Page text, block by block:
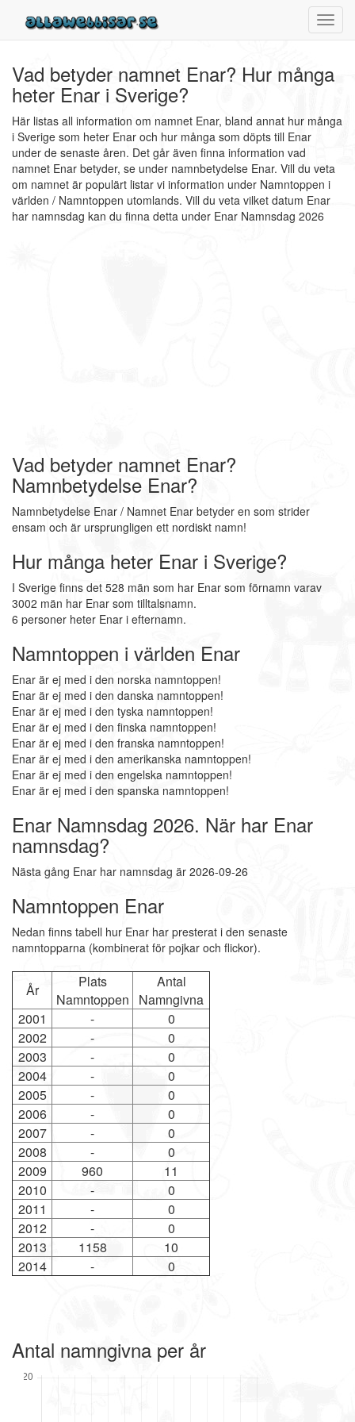
Vad betyder namnet Enar? Hur många
heter Enar i Sverige?
Här listas all information om namnet Enar, bland annat hur många
i Sverige som heter Enar och hur många som döpts till Enar
under de senaste åren. Det går även finna information vad
namnet Enar betyder, se under namnbetydelse Enar. Vill du veta
om namnet är populärt listar vi information under Namntoppen i
världen / Namntoppen utomlands. Vill du veta vilket datum Enar
har namnsdag kan du finna detta under Enar Namnsdag 2026
Vad betyder namnet Enar?
Namnbetydelse Enar?
Namnbetydelse Enar / Namnet Enar betyder en som strider
ensam och är ursprungligen ett nordiskt namn!
Hur många heter Enar i Sverige?
I Sverige finns det 528 män som har Enar som förnamn varav
3002 män har Enar som tilltalsnamn.
6 personer heter Enar i efternamn.
Namntoppen i världen Enar
Enar är ej med i den norska namntoppen!
Enar är ej med i den danska namntoppen!
Enar är ej med i den tyska namntoppen!
Enar är ej med i den finska namntoppen!
Enar är ej med i den franska namntoppen!
Enar är ej med i den amerikanska namntoppen!
Enar är ej med i den engelska namntoppen!
Enar är ej med i den spanska namntoppen!
Enar Namnsdag 2026. När har Enar
namnsdag?
Nästa gång Enar har namnsdag är 2026-09-26
Namntoppen Enar
Nedan finns tabell hur Enar har presterat i den senaste
namntopparna (kombinerat för pojkar och flickor).
År
Plats
Namntoppen
Antal
Namngivna
2001
-
0
2002
-
0
2003
-
0
2004
-
0
2005
-
0
2006
-
0
2007
-
0
2008
-
0
2009
960
11
2010
-
0
2011
-
0
2012
-
0
2013
1158
10
2014
- 0
Antal namngivna per år